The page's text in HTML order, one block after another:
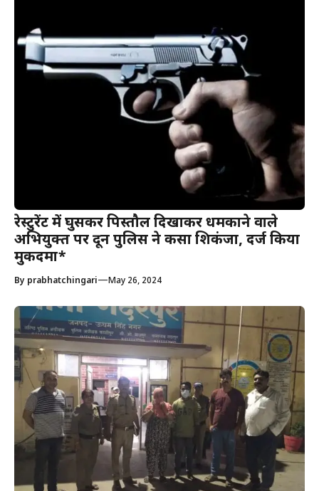
रेस्टुरेंट में घुसकर पिस्तौल दिखाकर धमकाने वाले
अभियुक्त पर दून पुलिस ने कसा शिकंजा, दर्ज किया
मुकदमा*
By prabhatchingari—May 26, 2024